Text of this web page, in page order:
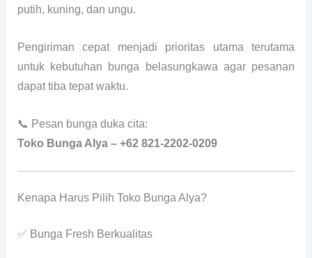
putih, kuning, dan ungu.
Pengiriman cepat menjadi prioritas utama terutama
untuk kebutuhan bunga belasungkawa agar pesanan
dapat tiba tepat waktu.
📞 Pesan bunga duka cita:
Toko Bunga Alya – +62 821-2202-0209
Kenapa Harus Pilih Toko Bunga Alya?
✅ Bunga Fresh Berkualitas